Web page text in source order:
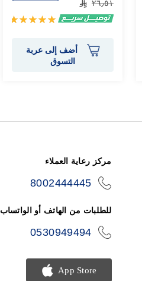
٢٦٫٥١
تقييم:
أضف إلى عربة
التسوق
مركز رعاية العملاء
8002444445
للطلبات من الهاتف أو الواتساب
0530949494